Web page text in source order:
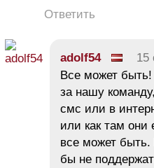
Ответить
adolf54 15
Все может
за нашу
смс или в
или как там
все может
бы не